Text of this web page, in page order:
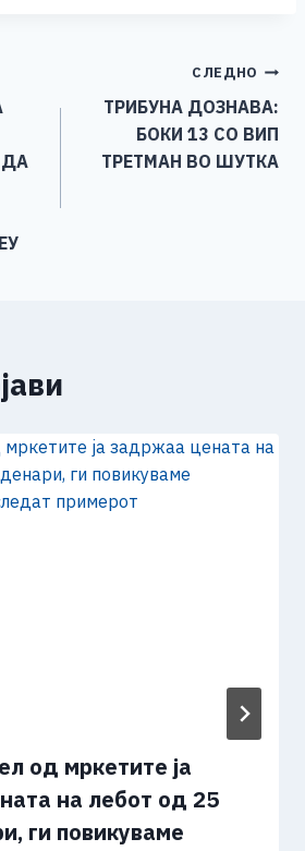
Li
n
k
ДА
СЛЕДНО
ТРИБУНА ДОЗНАВА:
БОКИ 13 СО ВИП
ТРЕТМАН ВО ШУТКА
од мркетите ја
на лебот од 25
ги повикуваме